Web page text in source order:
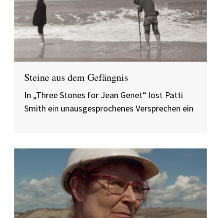
Steine aus dem Gefängnis
In „Three Stones for Jean Genet“ löst Patti
Smith ein unausgesprochenes Versprechen ein